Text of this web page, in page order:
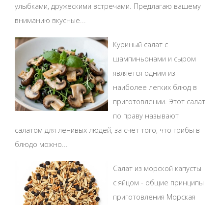
улыбками, дружескими встречами. Предлагаю вашему
вниманию вкусные...
Куриный салат с
шампиньонами и сыром
является одним из
наиболее легких блюд в
приготовлении. Этот салат
по праву называют
салатом для ленивых людей, за счет того, что грибы в
блюдо можно...
Салат из морской капусты
с яйцом - общие принципы
приготовления Морская